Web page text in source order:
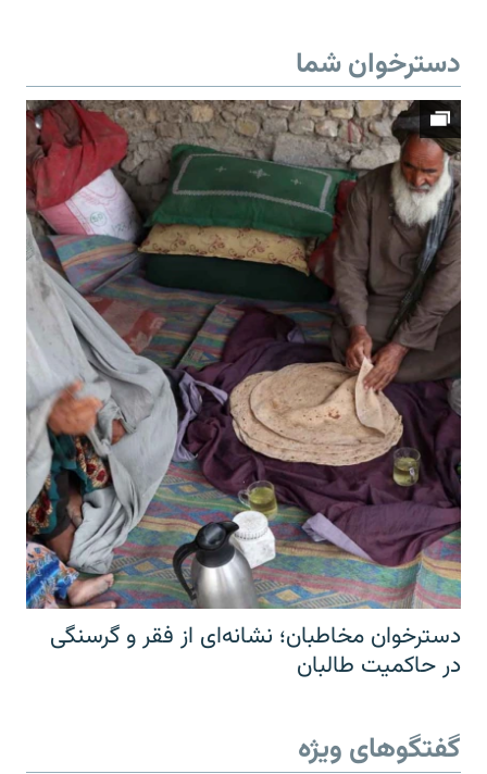
دسترخوان شما
دسترخوان مخاطبان؛ نشانه‌ای از فقر و گرسنگی
در حاکمیت طالبان
گفتگوهای ویژه